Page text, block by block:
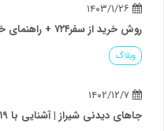
۱۴۰۳/۱/۲۶
روش خرید از سفر۷۲۴ + راهنمای خرید بلیط
وبلاگ
۱۴۰۲/۱۲/۷
جاهای دیدنی شیراز | آشنایی با ۱۹ مکان دیدنی و تفریحی